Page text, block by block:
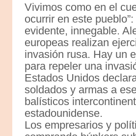
Vivimos como en el
ocurrir en este
evidente, innegable.
europeas realizan
invasión rusa. Hay un
para repeler una
Estados Unidos
soldados y armas a
balísticos
estadounidense.
Los empresarios y